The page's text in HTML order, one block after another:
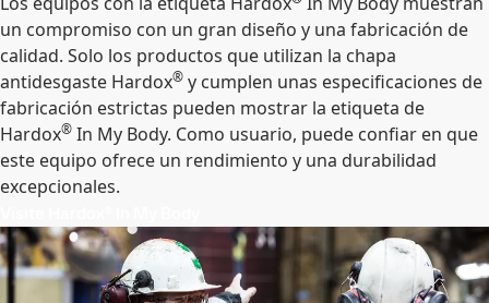
un compromiso con un gran diseño y una fabricación de
calidad. Solo los productos que utilizan la chapa
antidesgaste Hardox® y cumplen unas especificaciones de
fabricación estrictas pueden mostrar la etiqueta de
Hardox® In My Body. Como usuario, puede confiar en que
este equipo ofrece un rendimiento y una durabilidad
excepcionales.